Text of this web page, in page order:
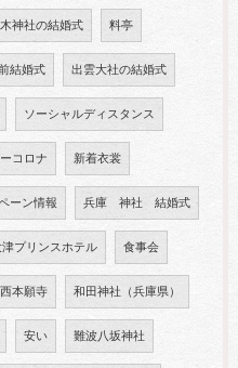
神社の結婚式 料亭
結婚式 出雲大社の結婚式
ソーシャルディスタンス
コロナ 新着衣裳
ーン情報 兵庫 神社 結婚式
津プリンスホテル 食事会
西本願寺 和田神社（兵庫県）
安い 難波八坂神社